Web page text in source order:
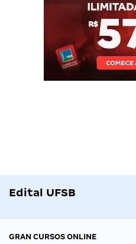
Edital UFSB
GRAN CURSOS ONLINE